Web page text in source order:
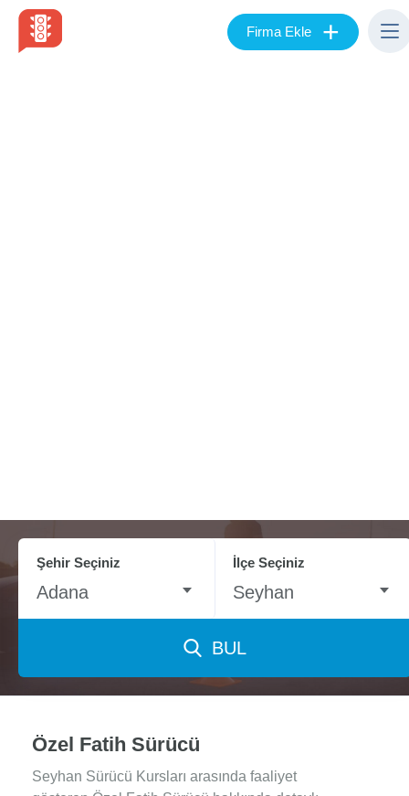
Firma Ekle +
Şehir Seçiniz
Adana
İlçe Seçiniz
Seyhan
BUL
Özel Fatih Sürücü
Seyhan Sürücü Kursları arasında faaliyet